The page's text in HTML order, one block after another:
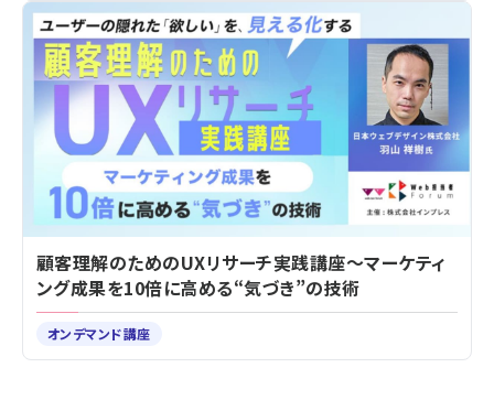
顧客理解のためのUXリサーチ実践講座～マーケティ
ング成果を10倍に高める“気づき”の技術
オンデマンド講座